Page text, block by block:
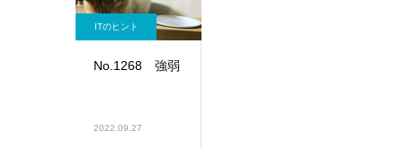
ITのヒント
No.1268 強弱
2022.09.27